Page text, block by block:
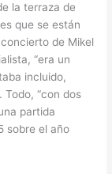
la terraza de
que se están
de Mikel
“era un
incluido,
Todo, “con dos
partida
sobre el año